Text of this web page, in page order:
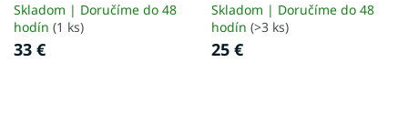
Skladom | Doručíme do 48
hodín (1 ks)
33 €
Skladom | Doručíme do 48
hodín (>3 ks)
25 €